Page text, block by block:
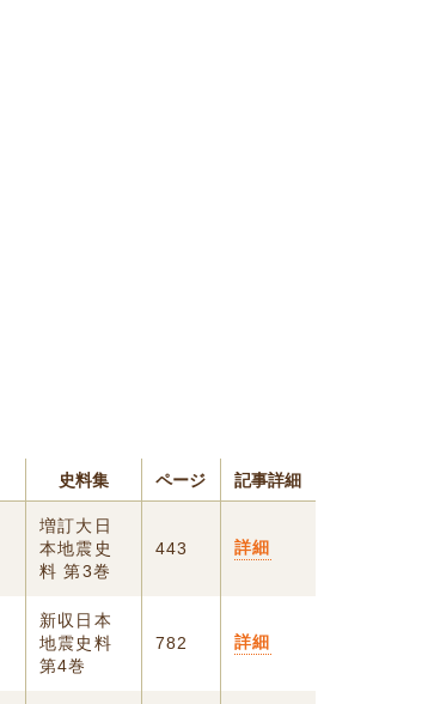
史料集 ページ 記事詳細
増訂大日
本地震史
料 第3巻
443 詳細
新収日本
地震史料
第4巻
782 詳細